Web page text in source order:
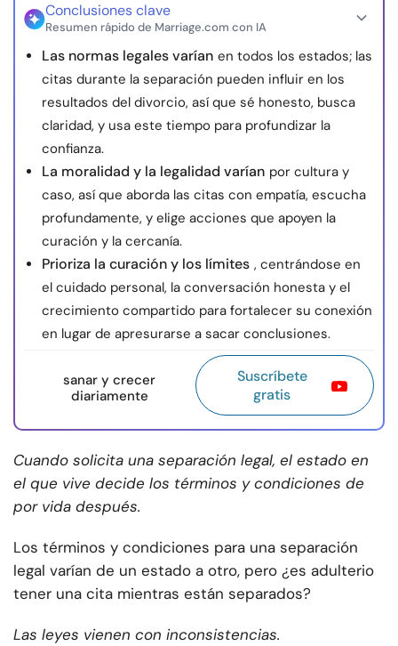
Conclusiones clave
Resumen rápido de Marriage.com con IA
Las normas legales varían en todos los estados; las
citas durante la separación pueden influir en los
resultados del divorcio, así que sé honesto, busca
claridad, y usa este tiempo para profundizar la
confianza.
La moralidad y la legalidad varían por cultura y
caso, así que aborda las citas con empatía, escucha
profundamente, y elige acciones que apoyen la
curación y la cercanía.
Prioriza la curación y los límites , centrándose en
el cuidado personal, la conversación honesta y el
crecimiento compartido para fortalecer su conexión
en lugar de apresurarse a sacar conclusiones.
sanar y crecer
diariamente
Suscríbete
gratis
Cuando solicita una separación legal, el estado en
el que vive decide los términos y condiciones de
por vida después.
Los términos y condiciones para una separación
legal varían de un estado a otro, pero ¿es adulterio
tener una cita mientras están separados?
Las leyes vienen con inconsistencias.